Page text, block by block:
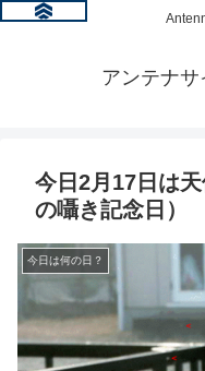
アンテナ
今日2月17日は
の囁き記念日）
今日は何の日？